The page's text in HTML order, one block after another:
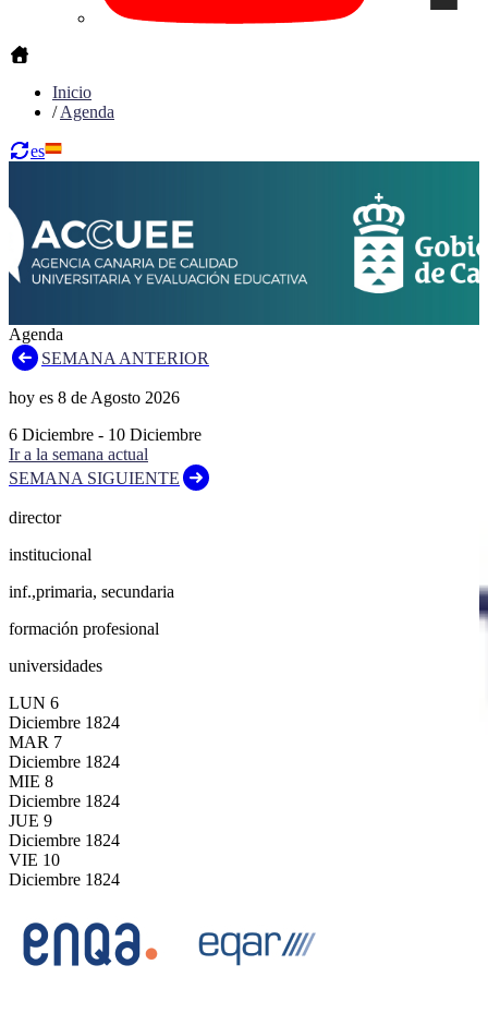
Inicio
/Agenda
es
Agenda
SEMANA ANTERIOR
hoy es 8 de Agosto 2026
6 Diciembre - 10 Diciembre
Ir a la semana actual
SEMANA SIGUIENTE
director
institucional
inf.,primaria, secundaria
formación profesional
universidades
LUN 6
Diciembre 1824
MAR 7
Diciembre 1824
MIE 8
Diciembre 1824
JUE 9
Diciembre 1824
VIE 10
Diciembre 1824